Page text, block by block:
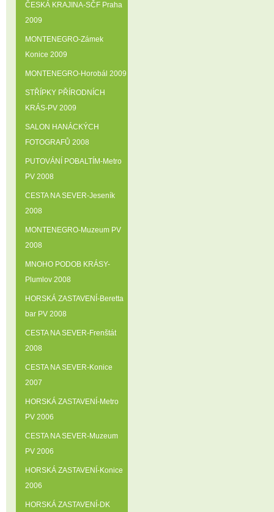
ČESKÁ KRAJINA-SČF Praha
2009
MONTENEGRO-Zámek
Konice 2009
MONTENEGRO-Horobál 2009
STŘÍPKY PŘÍRODNÍCH
KRÁS-PV 2009
SALON HANÁCKÝCH
FOTOGRAFŮ 2008
PUTOVÁNÍ POBALTÍM-Metro
PV 2008
CESTA NA SEVER-Jeseník
2008
MONTENEGRO-Muzeum PV
2008
MNOHO PODOB KRÁSY-
Plumlov 2008
HORSKÁ ZASTAVENÍ-Beretta
bar PV 2008
CESTA NA SEVER-Frenštát
2008
CESTA NA SEVER-Konice
2007
HORSKÁ ZASTAVENÍ-Metro
PV 2006
CESTA NA SEVER-Muzeum
PV 2006
HORSKÁ ZASTAVENÍ-Konice
2006
HORSKÁ ZASTAVENÍ-DK